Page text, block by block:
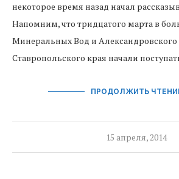
некоторое время назад начал
Напомним, что тридцатого марта в
Минеральных Вод и Александровского
Ставропольского края начали
ПРОДОЛЖИТЬ
15 апреля, 2014